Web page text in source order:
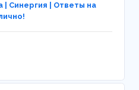
Синергия | Ответы на